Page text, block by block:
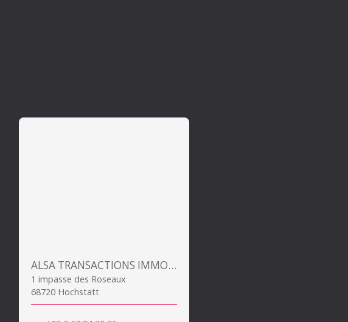
ALSA TRANSACTIONS IMMOBILIERES
1 impasse des Roseaux
68720 Hochstatt